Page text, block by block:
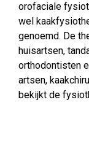
orofaciale
wel
genoemd. De
huisartsen,
orthodontisten
artsen,
bekijkt de